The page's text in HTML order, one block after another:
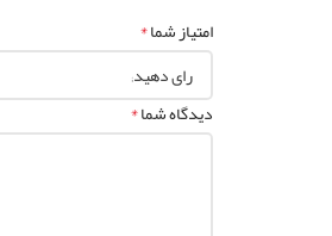
امتیاز شما*
دیدگاه شما*